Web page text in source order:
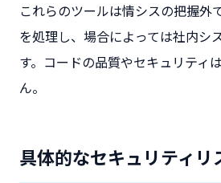
これらのツールは情シスの把握外
を処理し、場合によっては社内シ
す。コードの品質やセキュリティ
ん。
具体的なセキュリティリ